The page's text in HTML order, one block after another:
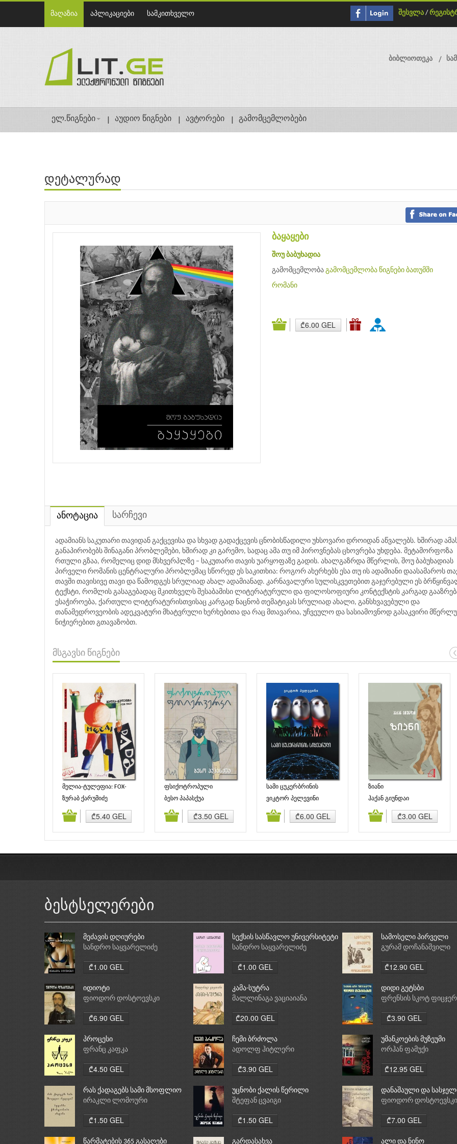
მაღაზია აპლიკაციები სამკითხველო შესვლა /
ბიბლიოთეკა
ელ.წიგნები აუდიო წიგნები ავტორები გამომცემლობები
დეტალურად
ბაყაყები
შოუ ბაბუხადია
გამომცემლობა გამომცემლობა წიგნები ბათუმში
რომანი
₾6.00 GEL
ანოტაცია სარჩევი
ადამიანს საკუთარი თავიდან გაქცევისა და სხვად გადაქცევის ცნობისწადილი უხსოვარი დროიდან აწვალებს. ხშირად
განაპირობებს შინაგანი პრობლემები, ხშირად კი გარემო, სადაც ამა თუ იმ პიროვნებას ცხოვრება უხდება. მეტამორფოზა
რთული გზაა, რომელიც დიდ მსხვერპლზე – საკუთარი თავის უარყოფაზე გადის. ახალგაზრდა მწერლის, შოუ ბაბუხადიას
პირველი რომანის ცენტრალური პრობლემაც სწორედ ეს საკითხია: როგორ ახერხებს ესა თუ ის ადამიანი დაასამაროს
თავში თავისივე თავი და წამოდგეს სრულიად ახალ ადამიანად. კარნავალური სულისკვეთებით გაჯერებული ეს
ტექსტი, რომლის გასაგებადაც მკითხველს შესაბამისი ლიტერატურული და ფილოსოფიური კონტექსტის კარგად
ესაჭიროება, ქართული ლიტერატურისთვისაც კარგად ნაცნობ თემატიკას სრულიად ახალი, განსხვავებული და
თანამედროვეობის ადეკვატური მხატვრული ხერხებითა და რაც მთავარია, უჩვეულო და სასიამოვნოდ გასაკვირი
ნიჭიერებით გთავაზობთ.
მსგავსი წიგნები
მელია-ტულეფია: FOX-
TROT
ზურაბ ქარუმიძე
₾5.40 GEL
ფსიქოტროპული
ფოიერვერკი
ბესო პაპასქუა
₾3.50 GEL
სამი ცუკერბრინის
სიყვარული
ვიკტორ პელევინი
₾6.00 GEL
ზიანი
ჰაქან გიუნდაი
₾3.00 GEL
კალათაში დამატება კალათაში დამატება კალათაში დამატება კალათაში დამატება
ბესტსელერები
მეძავის დღიურები
სანდრო საყვარელიძე
₾1.00 GEL
სექსის სასწავლო უნივერსიტეტი
სანდრო საყვარელიძე
₾1.00 GEL
სამოსელი პირველი
გურამ დოჩანაშვილი
₾12.90 GEL
იდიოტი
ფიოდორ დოსტოევსკი
₾6.90 GEL
კამა-სუტრა
მალლინაგა ვაციაიანა
₾20.00 GEL
დიდი გეტსბი
ფრენსის სკოტ
₾3.90 GEL
პროცესი
ფრანც კაფკა
₾4.50 GEL
ჩემი ბრძოლა
ადოლფ ჰიტლერი
₾3.90 GEL
უმანკოების მუზეუმი
ორჰან ფამუქი
₾12.95 GEL
რას ქადაგებს სამი მსოფლიო
რელიგია: ბუდიზმი,
ირაკლი ლომოური
₾1.50 GEL
უცნობი ქალის წერილი
შტეფან ცვაიგი
₾1.50 GEL
დანაშაული და
ფიოდორ დოსტოევსკი
₾7.00 GEL
წარმატების 365 გასაღები გარდასახვა ალი და ნინო